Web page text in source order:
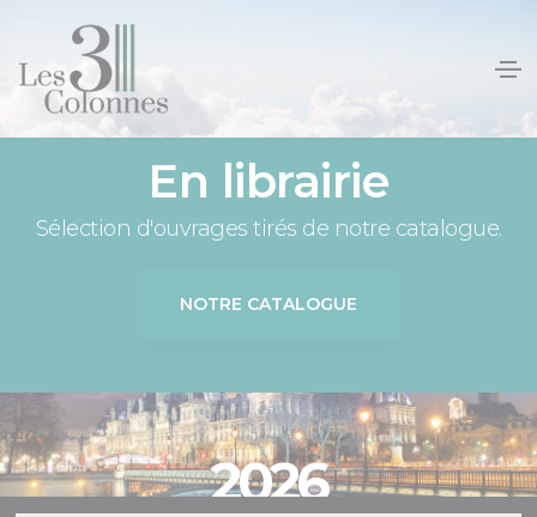
En librairie
Sélection d'ouvrages tirés de notre catalogue.
NOTRE CATALOGUE
2026